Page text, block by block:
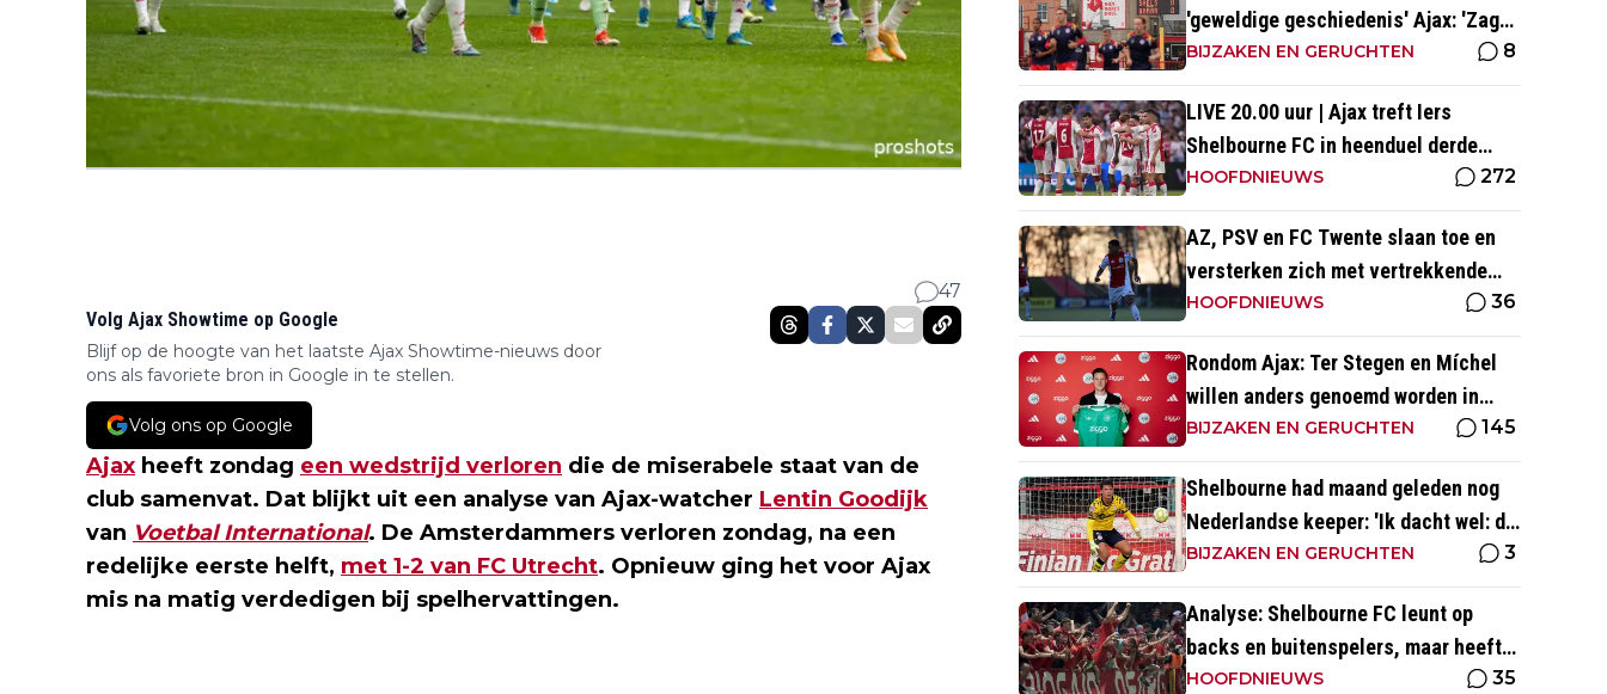
47
Volg Ajax Showtime op Google
Blijf op de hoogte van het laatste Ajax Showtime-nieuws door
ons als favoriete bron in Google in te stellen.
Volg ons op Google
Ajax heeft zondag een wedstrijd verloren die de miserabele staat van de
club samenvat. Dat blijkt uit een analyse van Ajax-watcher Lentin Goodijk
van Voetbal International. De Amsterdammers verloren zondag, na een
redelijke eerste helft, met 1-2 van FC Utrecht. Opnieuw ging het voor Ajax
mis na matig verdedigen bij spelhervattingen.
'geweldige geschiedenis' Ajax: 'Zag
Kluivert de winnende scoren'
BIJZAKEN EN GERUCHTEN 8
LIVE 20.00 uur | Ajax treft Iers
Shelbourne FC in heenduel derde
voorronde Conference League
HOOFDNIEUWS 272
AZ, PSV en FC Twente slaan toe en
versterken zich met vertrekkende
Ajax-talenten
HOOFDNIEUWS 36
Rondom Ajax: Ter Stegen en Míchel
willen anders genoemd worden in
media
BIJZAKEN EN GERUCHTEN 145
Shelbourne had maand geleden nog
Nederlandse keeper: 'Ik dacht wel: dit
is wel héél Iers'
BIJZAKEN EN GERUCHTEN 3
Analyse: Shelbourne FC leunt op
backs en buitenspelers, maar heeft
restverdediging totaal niet op orde
HOOFDNIEUWS 35